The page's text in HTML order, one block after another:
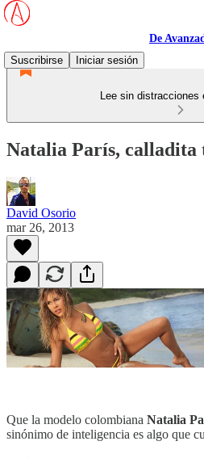
De
Suscribirse
Iniciar sesión
Lee sin distracciones
Natalia París, calladita
David Osorio
mar 26, 2013
Que la modelo colombiana Natalia
sinónimo de inteligencia es algo que